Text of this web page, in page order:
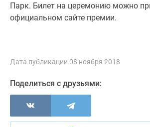
новостроек
Субсидированная
Поиск
Москве
Программа
реновации
Парк. Билет на церемонию можно
официальном сайте премии.
Дата публикации 08 ноября 2018
Поделиться с друзьями: